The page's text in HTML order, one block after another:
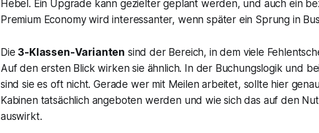
Hebel. Ein Upgrade kann gezielter geplant werden, und auch ein
Premium Economy wird interessanter, wenn später ein Sprung in
Die3-Klassen-Varianten sind der Bereich, in dem viele
Auf den ersten Blick wirken sie ähnlich. In der Buchungslogik und
sind sie es oft nicht. Gerade wer mit Meilen arbeitet, sollte hier
Kabinen tatsächlich angeboten werden und wie sich das auf den
auswirkt.